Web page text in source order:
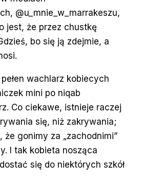
@u_mnie_w_marrakeszu,
jest, że przez chustkę
bo się ją zdejmie, a
wachlarz kobiecych
mini po niqab
Co ciekawe, istnieje raczej
się, niż zakrywania;
że gonimy za „zachodnimi”
I tak kobieta nosząca
się do niektórych szkół